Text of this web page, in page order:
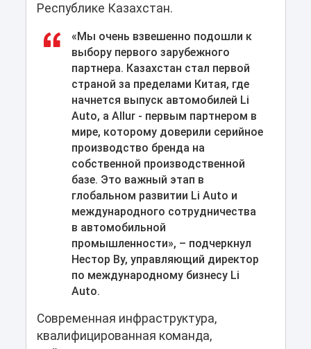
Республике Казахстан.
«Мы очень взвешенно подошли к
выбору первого зарубежного
партнера. Казахстан стал первой
страной за пределами Китая, где
начнется выпуск автомобилей Li
Auto, а Allur - первым партнером в
мире, которому доверили серийное
производство бренда на
собственной производственной
базе. Это важный этап в
глобальном развитии Li Auto и
международного сотрудничества
в автомобильной
промышленности», – подчеркнул
Нестор Ву, управляющий директор
по международному бизнесу Li
Auto.
Современная инфраструктура,
квалифицированная команда,